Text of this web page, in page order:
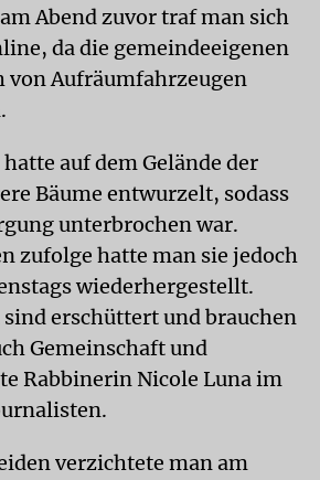
Abend zuvor traf man sich
da die gemeindeeigenen
von Aufräumfahrzeugen
auf dem Gelände der
Bäume entwurzelt, sodass
unterbrochen war.
zufolge hatte man sie jedoch
wiederhergestellt.
erschüttert und brauchen
Gemeinschaft und
Rabbinerin Nicole Luna im
verzichtete man am